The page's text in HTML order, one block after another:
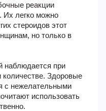
реакции
Их легко можно
стероидов этот
но только в
наблюдается при
Здоровые
с нежелательными
использовать